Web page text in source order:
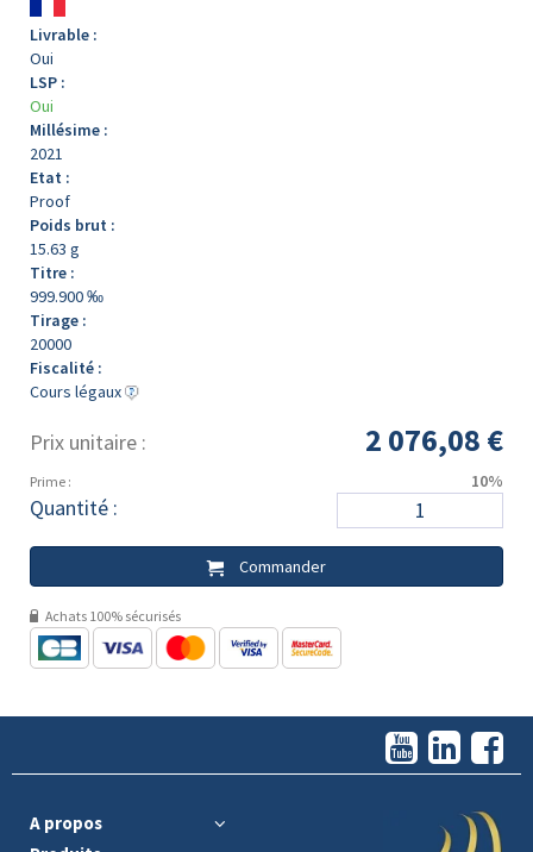
Livrable :
Oui
LSP :
Oui
Millésime :
2021
Etat :
Proof
Poids brut :
15.63 g
Titre :
999.900 ‰
Tirage :
20000
Fiscalité :
Cours légaux
Prix unitaire : 2 076,08 €
Prime : 10%
Quantité :
Commander
Achats 100% sécurisés
A propos